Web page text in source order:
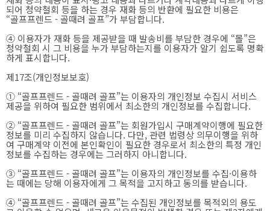
되어 청약철회 등을 하는 경우 재화 등의 반환에 필요한 비용은
“골프프렌드 - 골때려 골프”가 부담합니다.
④ 이용자가 재화 등을 제공받을 때 발송비를 부담한 경우에 “몰”은
청약철회 시 그 비용을 누가 부담하는지를 이용자가 알기 쉽도록 명확
하게 표시합니다.
제17조(개인정보보호)
① “골프프렌드 - 골때려 골프”는 이용자의 개인정보 수집시 서비스
제공을 위하여 필요한 범위에서 최소한의 개인정보를 수집합니다.
② “골프프렌드 - 골때려 골프”는 회원가입시 구매계약이행에 필요한
정보를 미리 수집하지 않습니다. 다만, 관련 법령상 의무이행을 위하
여 구매계약 이전에 본인확인이 필요한 경우로서 최소한의 특정 개인
정보를 수집하는 경우에는 그러하지 아니합니다.
③ “골프프렌드 - 골때려 골프”는 이용자의 개인정보를 수집·이용하
는 때에는 당해 이용자에게 그 목적을 고지하고 동의를 받습니다.
④ “골프프렌드 - 골때려 골프”는 수집된 개인정보를 목적외의 용도